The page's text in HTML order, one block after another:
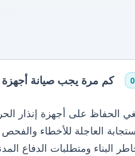
كم مرة يجب صيانة أجهزة
الحفاظ على أجهزة إنذار
العاجلة للأخطاء
البناء ومتطلبات الدفاع